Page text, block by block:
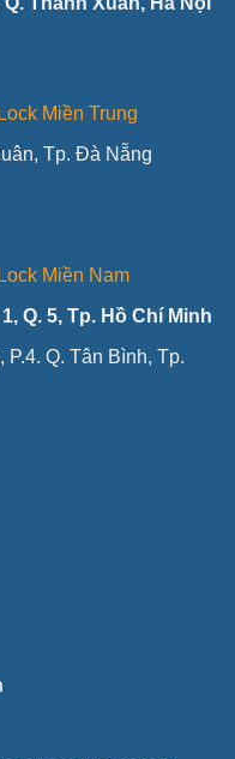
Miền Trung
Tp. Đà Nẵng
Miền Nam
Q. 5, Tp. Hồ Chí Minh
Q. Tân Bình, Tp.